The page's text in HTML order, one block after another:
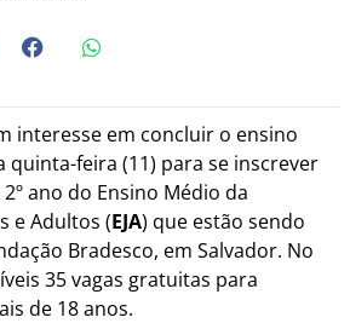
interesse em concluir o ensino
quinta-feira (11) para se inscrever
ano do Ensino Médio da
e Adultos (EJA) que estão sendo
Bradesco, em Salvador. No
35 vagas gratuitas para
de 18 anos.